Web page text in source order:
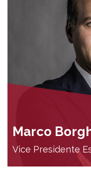
Marco
Vice Presidente